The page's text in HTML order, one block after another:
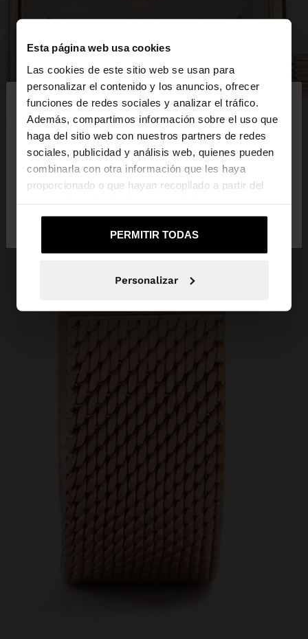
Esta página web usa cookies
Las cookies de este sitio web se usan para
personalizar el contenido y los anuncios, ofrecer
funciones de redes sociales y analizar el tráfico.
Además, compartimos información sobre el uso que
haga del sitio web con nuestros partners de redes
sociales, publicidad y análisis web, quienes pueden
combinarla con otra información que les haya
proporcionado o que hayan recopilado a partir del
PERMITIR TODAS
Personalizar
hola
Estás accediendo a la web de España. ¿Quieres ir a
la web de United States?